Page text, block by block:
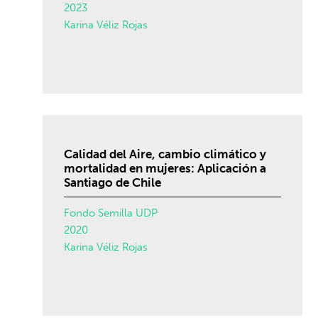
2023
Karina Véliz Rojas
Calidad del Aire, cambio climático y
mortalidad en mujeres: Aplicación a
Santiago de Chile
Fondo Semilla UDP
2020
Karina Véliz Rojas